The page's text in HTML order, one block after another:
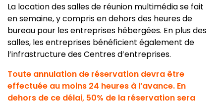
La location des salles de réunion multimédia se fait
en semaine, y compris en dehors des heures de
bureau pour les entreprises hébergées. En plus des
salles, les entreprises bénéficient également de
l’infrastructure des Centres d’entreprises.
Toute annulation de réservation devra être
effectuée au moins 24 heures à l’avance. En
dehors de ce délai, 50% de la réservation sera